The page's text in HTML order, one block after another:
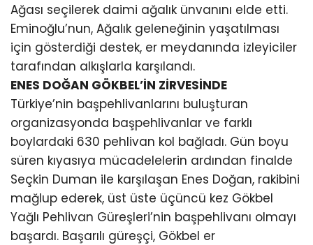
Ağası seçilerek daimi ağalık ünvanını elde etti.
Eminoğlu’nun, Ağalık geleneğinin yaşatılması
için gösterdiği destek, er meydanında izleyiciler
tarafından alkışlarla karşılandı.
ENES DOĞAN GÖKBEL’İN ZİRVESİNDE
Türkiye’nin başpehlivanlarını buluşturan
organizasyonda başpehlivanlar ve farklı
boylardaki 630 pehlivan kol bağladı. Gün boyu
süren kıyasıya mücadelelerin ardından finalde
Seçkin Duman ile karşılaşan Enes Doğan, rakibini
mağlup ederek, üst üste üçüncü kez Gökbel
Yağlı Pehlivan Güreşleri’nin başpehlivanı olmayı
başardı. Başarılı güreşçi, Gökbel er